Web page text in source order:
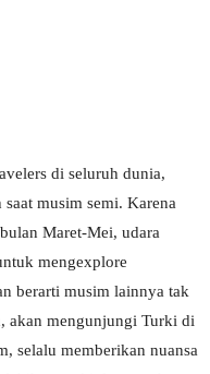
di seluruh dunia,
musim semi. Karena
Maret-Mei, udara
mengexplore
berarti musim lainnya tak
akan mengunjungi Turki di
selalu memberikan nuansa